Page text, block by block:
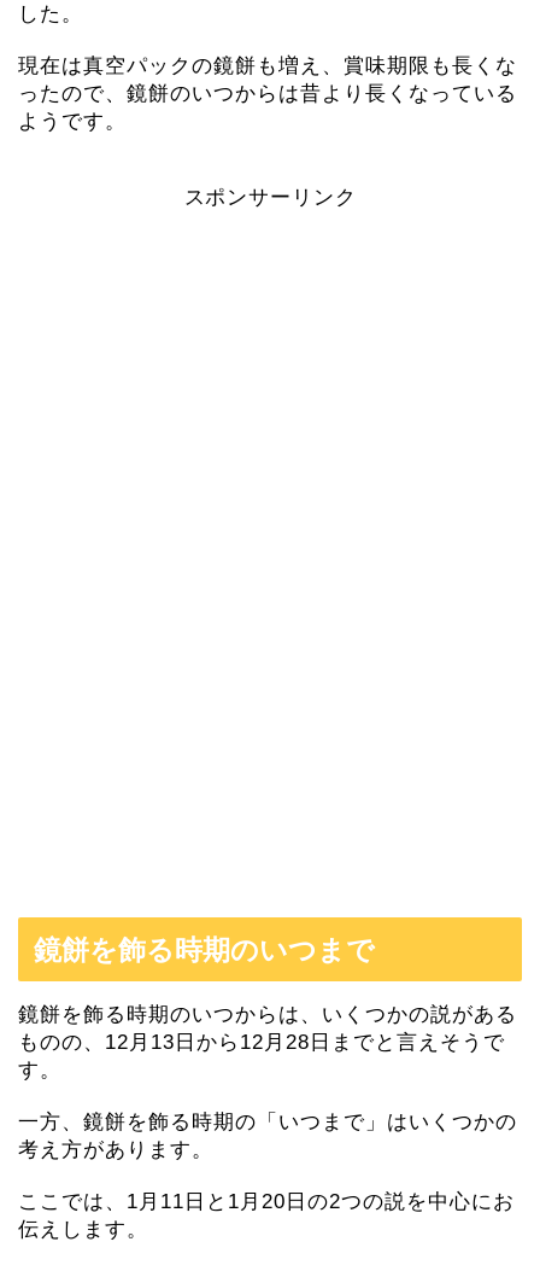
した。
現在は真空パックの鏡餅も増え、賞味期限も長くな
ったので、鏡餅のいつからは昔より長くなっている
ようです。
スポンサーリンク
鏡餅を飾る時期のいつまで
鏡餅を飾る時期のいつからは、いくつかの説がある
ものの、12月13日から12月28日までと言えそうで
す。
一方、鏡餅を飾る時期の「いつまで」はいくつかの
考え方があります。
ここでは、1月11日と1月20日の2つの説を中心にお
伝えします。